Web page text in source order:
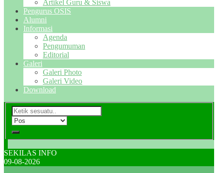
Artikel Guru & Siswa
Pengurus OSIS
Alumni
Informasi
Agenda
Pengumuman
Editorial
Galeri
Galeri Photo
Galeri Video
Download
SEKILAS INFO
09-08-2026